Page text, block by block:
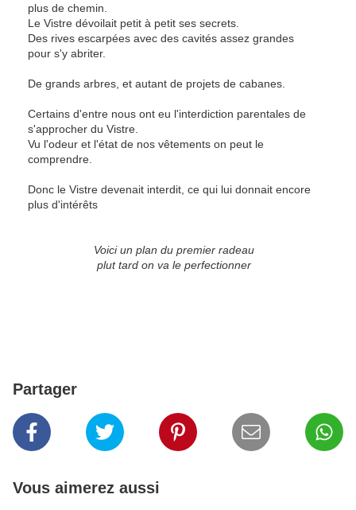
plus de chemin.
Le Vistre dévoilait petit à petit ses secrets.
Des rives escarpées avec des cavités assez grandes
pour s'y abriter.
De grands arbres, et autant de projets de cabanes.
Certains d'entre nous ont eu l'interdiction parentales de
s'approcher du Vistre.
Vu l'odeur et l'état de nos vêtements on peut le
comprendre.
Donc le Vistre devenait interdit, ce qui lui donnait encore
plus d'intérêts
Voici un plan du premier radeau
plut tard on va le perfectionner
Partager
Vous aimerez aussi